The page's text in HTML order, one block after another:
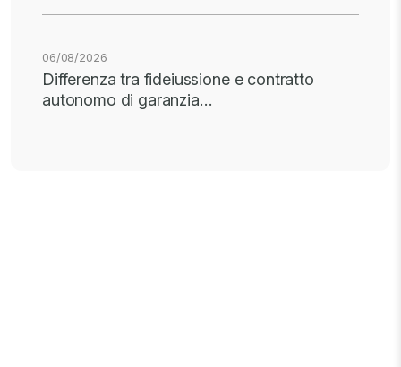
06/08/2026
Differenza tra fideiussione e contratto
autonomo di garanzia…